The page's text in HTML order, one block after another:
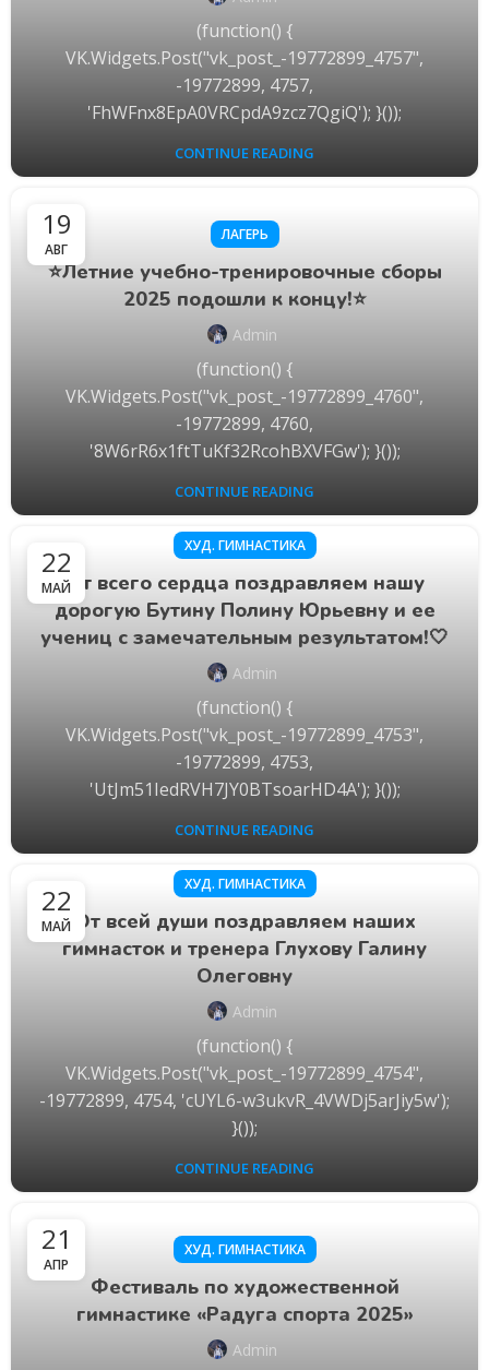
(function() {
VK.Widgets.Post("vk_post_-19772899_4757",
-19772899, 4757,
'FhWFnx8EpA0VRCpdA9zcz7QgiQ'); }());
CONTINUE READING
19
АВГ
ЛАГЕРЬ
⭐️Летние учебно-тренировочные сборы
2025 подошли к концу!⭐️
Admin
(function() {
VK.Widgets.Post("vk_post_-19772899_4760",
-19772899, 4760,
'8W6rR6x1ftTuKf32RcohBXVFGw'); }());
CONTINUE READING
22
МАЙ
ХУД. ГИМНАСТИКА
От всего сердца поздравляем нашу
дорогую Бутину Полину Юрьевну и ее
учениц с замечательным результатом!🤍
Admin
(function() {
VK.Widgets.Post("vk_post_-19772899_4753",
-19772899, 4753,
'UtJm51IedRVH7JY0BTsoarHD4A'); }());
CONTINUE READING
22
МАЙ
ХУД. ГИМНАСТИКА
От всей души поздравляем наших
гимнасток и тренера Глухову Галину
Олеговну
Admin
(function() {
VK.Widgets.Post("vk_post_-19772899_4754",
-19772899, 4754, 'cUYL6-w3ukvR_4VWDj5arJiy5w');
}());
CONTINUE READING
21
АПР
ХУД. ГИМНАСТИКА
Фестиваль по художественной
гимнастике «Радуга спорта 2025»
Admin